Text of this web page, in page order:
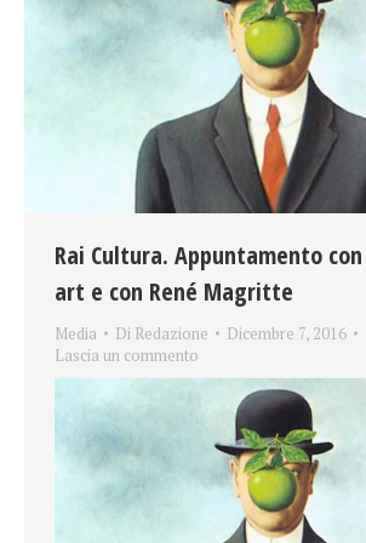
Rai Cultura. Appuntamento
art e con René Magritte
Media Di Redazione
Dicembre 7, 2016
Lascia un commento